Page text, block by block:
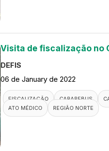
Visita de fiscalização no
DEFIS
06 de January de 2022
FISCALIZAÇÃO CARAPEBUS
ATO MÉDICO
REGIÃO NORTE